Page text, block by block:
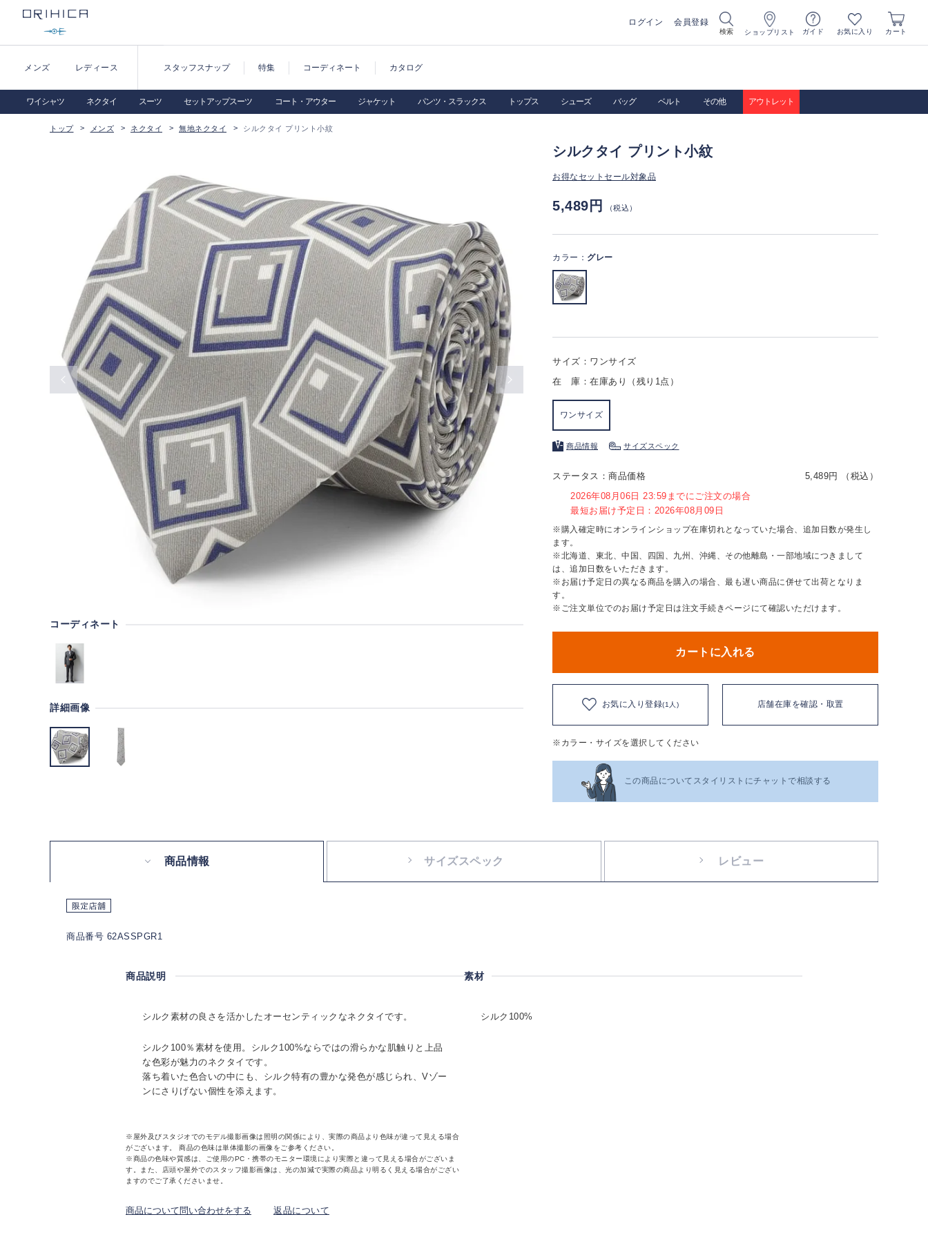
ログイン 会員登録
検索 ショップリスト ガイド お気に入り カート
メンズ レディース スタッフスナップ 特集 コーディネート カタログ
ワイシャツ ネクタイ スーツ セットアップスーツ コート・アウター ジャケット パンツ・スラックス トップス シューズ バッグ ベルト その他 アウトレット
トップ メンズ ネクタイ 無地ネクタイ シルクタイ プリント小紋
コーディネート
詳細画像
シルクタイ プリント小紋
お得なセットセール対象品
5,489円 （税込）
カラー： グレー
サイズ：ワンサイズ
在 庫：在庫あり（残り1点）
ワンサイズ
商品情報 サイズスペック
ステータス：商品価格
5,489円 （税込）
2026年08月06日 23:59までにご注文の場合
最短お届け予定日：2026年08月09日
※購入確定時にオンラインショップ在庫切れとなっていた場合、追加日数が発生し
ます。
※北海道、東北、中国、四国、九州、沖縄、その他離島・一部地域につきまして
は、追加日数をいただきます。
※お届け予定日の異なる商品を購入の場合、最も遅い商品に併せて出荷となりま
す。
※ご注文単位でのお届け予定日は注文手続きページにて確認いただけます。
カートに入れる
お気に入り登録(1人) 店舗在庫を確認・取置
※カラー・サイズを選択してください
この商品についてスタイリストにチャットで相談する
商品情報 サイズスペック レビュー
商品番号 62ASSPGR1
商品説明
シルク素材の良さを活かしたオーセンティックなネクタイです。
シルク100％素材を使用。シルク100%ならではの滑らかな肌触りと上品
な色彩が魅力のネクタイです。
落ち着いた色合いの中にも、シルク特有の豊かな発色が感じられ、Vゾー
ンにさりげない個性を添えます。
※屋外及びスタジオでのモデル撮影画像は照明の関係により、実際の商品より色味が違って見える場合
がございます。 商品の色味は単体撮影の画像をご参考ください。
※商品の色味や質感は、ご使用のPC・携帯のモニター環境により実際と違って見える場合がございま
す。また、店頭や屋外でのスタッフ撮影画像は、光の加減で実際の商品より明るく見える場合がござい
ますのでご了承くださいませ。
商品について問い合わせをする 返品について
素材
シルク100%